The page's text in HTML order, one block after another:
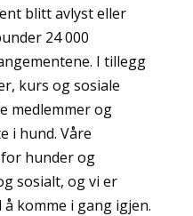
blitt avlyst eller
24 000
I tillegg
kurs og sosiale
medlemmer og
i hund. Våre
hunder og
sosialt, og vi er
komme i gang igjen.